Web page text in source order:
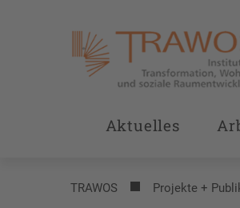
Aktuelles
TRAWOS Projekte +